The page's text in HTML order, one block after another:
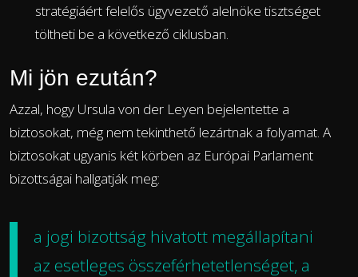
stratégiáért felelős ügyvezető alelnöke tisztséget
töltheti be a következő ciklusban.
Mi jön ezután?
Azzal, hogy Ursula von der Leyen bejelentette a
biztosokat, még nem tekinthető lezártnak a folyamat. A
biztosokat ugyanis két körben az Európai Parlament
bizottságai hallgatják meg:
a jogi bizottság hivatott megállapítani
az esetleges összeférhetetlenséget, a